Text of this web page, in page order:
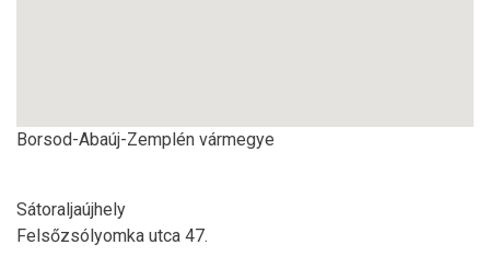
Borsod-Abaúj-Zemplén vármegye
Sátoraljaújhely
Felsőzsólyomka utca 47.